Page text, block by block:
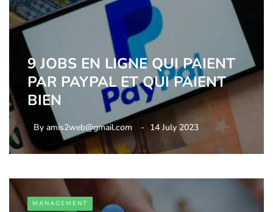
9 JOBS EN LIGNE QUI PAIENT
PAR PAYPAL ET QUI PAIENT
BIEN
By amis2web@gmail.com 14 July 2023
MANAGEMENT